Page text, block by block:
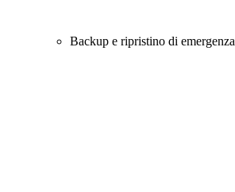
Backup e ripristino di emergenza